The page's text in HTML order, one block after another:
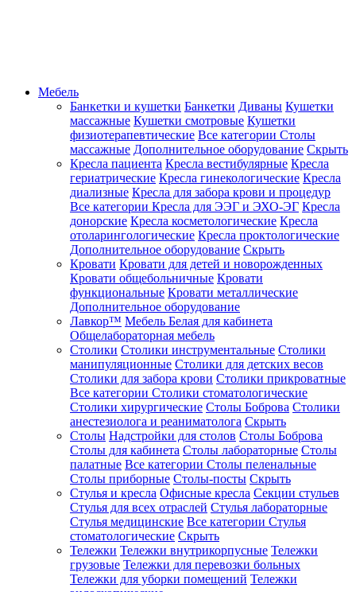
Мебель
Банкетки и кушетки Банкетки Диваны Кушетки
массажные Кушетки смотровые Кушетки
физиотерапевтические Все категории Столы
массажные Дополнительное оборудование Скрыть
Кресла пациента Кресла вестибулярные Кресла
гериатрические Кресла гинекологические Кресла
диализные Кресла для забора крови и процедур
Все категории Кресла для ЭЭГ и ЭХО-ЭГ Кресла
донорские Кресла косметологические Кресла
отоларингологические Кресла проктологические
Дополнительное оборудование Скрыть
Кровати Кровати для детей и новорожденных
Кровати общебольничные Кровати
функциональные Кровати металлические
Дополнительное оборудование
Лавкор™ Мебель Белая для кабинета
Общелабораторная мебель
Столики Столики инструментальные Столики
манипуляционные Столики для детских весов
Столики для забора крови Столики прикроватные
Все категории Столики стоматологические
Столики хирургические Столы Боброва Столики
анестезиолога и реаниматолога Скрыть
Столы Надстройки для столов Столы Боброва
Столы для кабинета Столы лабораторные Столы
палатные Все категории Столы пеленальные
Столы приборные Столы-посты Скрыть
Стулья и кресла Офисные кресла Секции стульев
Стулья для всех отраслей Стулья лабораторные
Стулья медицинские Все категории Стулья
стоматологические Скрыть
Тележки Тележки внутрикорпусные Тележки
грузовые Тележки для перевозки больных
Тележки для уборки помещений Тележки